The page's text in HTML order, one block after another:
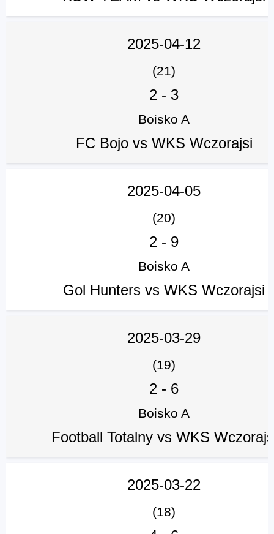
2025-04-12
(21)
2 - 3
Boisko A
FC Bojo vs WKS Wczorajsi
2025-04-05
(20)
2 - 9
Boisko A
Gol Hunters vs WKS Wczorajsi
2025-03-29
(19)
2 - 6
Boisko A
Football Totalny vs WKS
2025-03-22
(18)